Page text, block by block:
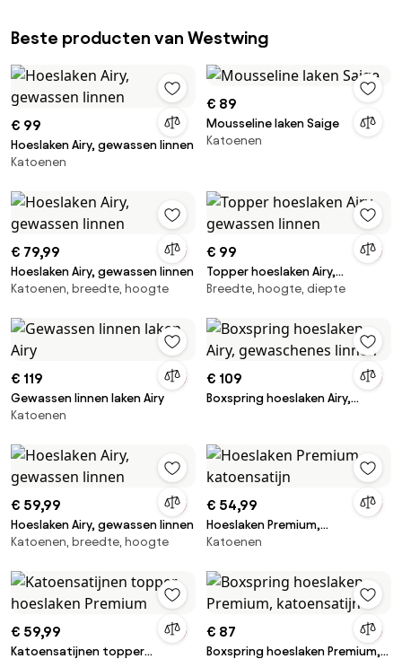
Beste producten van Westwing
€ 99
Hoeslaken Airy, gewassen linnen
Katoenen
€ 89
Mousseline laken Saige
Katoenen
€ 79,99
Hoeslaken Airy, gewassen linnen
Katoenen, breedte, hoogte
€ 99
Topper hoeslaken Airy,
gewassen linnen
Breedte, hoogte, diepte
€ 119
Gewassen linnen laken Airy
Katoenen
€ 109
Boxspring hoeslaken Airy,
€ 59,99
Hoeslaken Airy, gewassen linnen
Katoenen, breedte, hoogte
€ 54,99
Hoeslaken Premium,
katoensatijn
Katoenen
€ 59,99
Katoensatijnen topper
€ 87
Boxspring hoeslaken Premium,